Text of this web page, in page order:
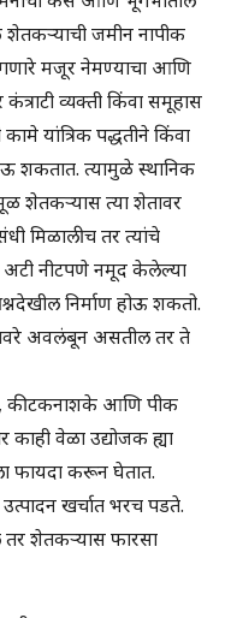
शेतकऱ्याची जमीन नापीक
मजूर नेमण्याचा आणि
व्यक्ती किंवा समूहास
यांत्रिक पद्धतीने किंवा
शकतात. त्यामुळे स्थानिक
शेतकऱ्यास त्या शेतावर
मिळालीच तर त्यांचे
नीटपणे नमूद केलेल्या
निर्माण होऊ शकतो.
अवलंबून असतील तर ते
कीटकनाशके आणि पीक
वेळा उद्योजक ह्या
फायदा करून घेतात.
उत्पादन खर्चात भरच पडते.
तर शेतकऱ्यास फारसा